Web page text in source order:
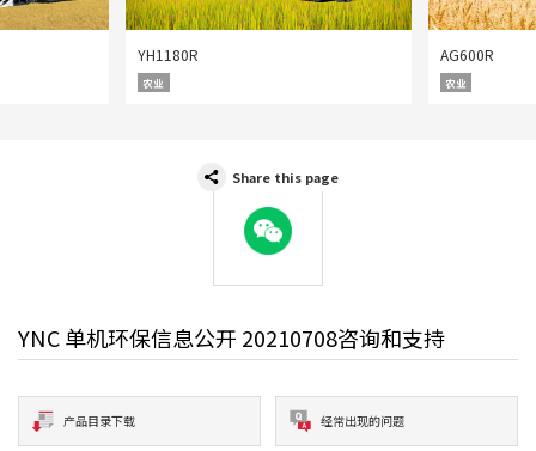
YH1180R
农业
AG600R
农业
Share this page
WeChat
YNC 单机环保信息公开 20210708咨询和支持
产品目录下载 经常出现的问题